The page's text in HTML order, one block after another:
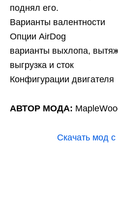
поднял его.
Варианты валентности
Опции AirDog
варианты выхлопа,
выгрузка и сток
Конфигурации двигателя
АВТОР МОДА:
Скачать мод